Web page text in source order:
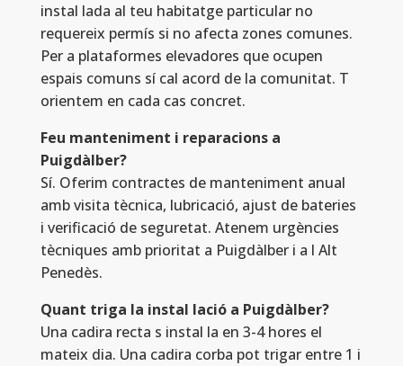
instal lada al teu habitatge particular no
requereix permís si no afecta zones comunes.
Per a plataformes elevadores que ocupen
espais comuns sí cal acord de la comunitat. T
orientem en cada cas concret.
Feu manteniment i reparacions a
Puigdàlber?
Sí. Oferim contractes de manteniment anual
amb visita tècnica, lubricació, ajust de bateries
i verificació de seguretat. Atenem urgències
tècniques amb prioritat a Puigdàlber i a l Alt
Penedès.
Quant triga la instal lació a Puigdàlber?
Una cadira recta s instal la en 3-4 hores el
mateix dia. Una cadira corba pot trigar entre 1 i